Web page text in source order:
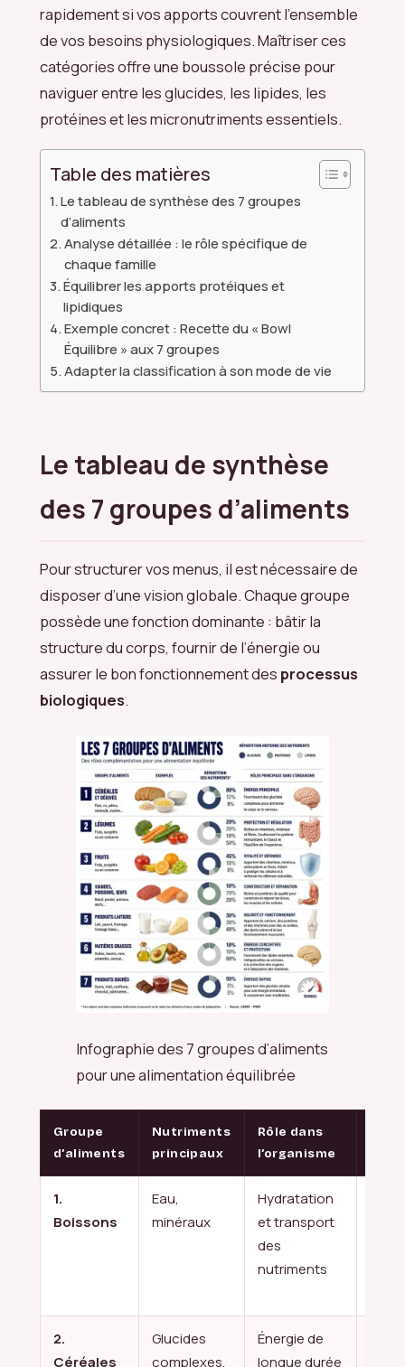
rapidement si vos apports couvrent l’ensemble
de vos besoins physiologiques. Maîtriser ces
catégories offre une boussole précise pour
naviguer entre les glucides, les lipides, les
protéines et les micronutriments essentiels.
Table des matières
Le tableau de synthèse des 7 groupes
d’aliments
Analyse détaillée : le rôle spécifique de
chaque famille
Équilibrer les apports protéiques et
lipidiques
Exemple concret : Recette du « Bowl
Équilibre » aux 7 groupes
Adapter la classification à son mode de vie
Le tableau de synthèse
des 7 groupes d’aliments
Pour structurer vos menus, il est nécessaire de
disposer d’une vision globale. Chaque groupe
possède une fonction dominante : bâtir la
structure du corps, fournir de l’énergie ou
assurer le bon fonctionnement des processus
biologiques.
Infographie des 7 groupes d’aliments
pour une alimentation équilibrée
Groupe
d’aliments
Nutriments
principaux
Rôle dans
l’organisme
1.
Boissons
Eau,
minéraux
Hydratation
et transport
des
nutriments
2.
Céréales
Glucides
complexes,
Énergie de
longue durée